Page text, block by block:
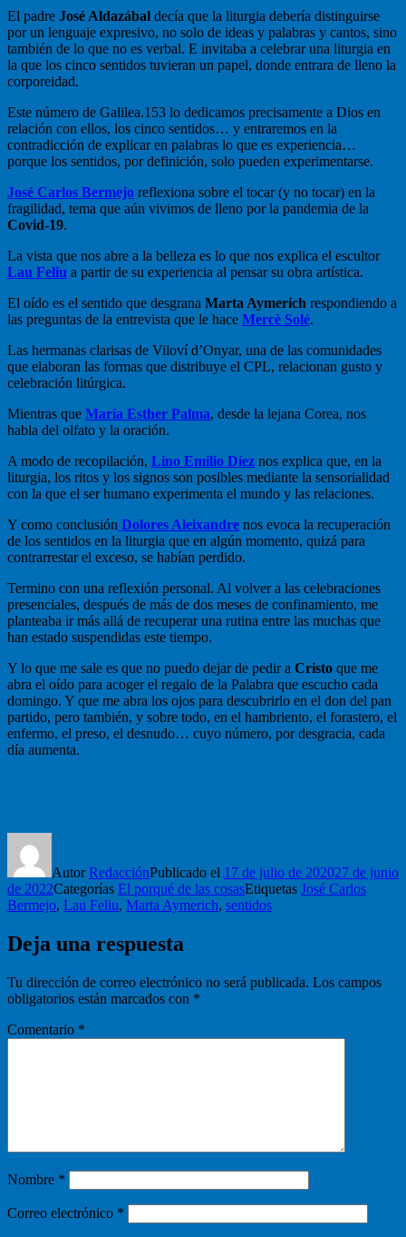
El padre José Aldazábal decía que la liturgia debería distinguirse
por un lenguaje expresivo, no solo de ideas y palabras y cantos, sino
también de lo que no es verbal. E invitaba a celebrar una liturgia en
la que los cinco sentidos tuvieran un papel, donde entrara de lleno la
corporeidad.
Este número de Galilea.153 lo dedicamos precisamente a Dios en
relación con ellos, los cinco sentidos… y entraremos en la
contradicción de explicar en palabras lo que es experiencia…
porque los sentidos, por definición, solo pueden experimentarse.
José Carlos Bermejo reflexiona sobre el tocar (y no tocar) en la
fragilidad, tema que aún vivimos de lleno por la pandemia de la
Covid-19.
La vista que nos abre a la belleza es lo que nos explica el escultor
Lau Feliu a partir de su experiencia al pensar su obra artística.
El oído es el sentido que desgrana Marta Aymerich respondiendo a
las preguntas de la entrevista que le hace Mercè Solé.
Las hermanas clarisas de Viloví d’Onyar, una de las comunidades
que elaboran las formas que distribuye el CPL, relacionan gusto y
celebración litúrgica.
Mientras que María Esther Palma, desde la lejana Corea, nos
habla del olfato y la oración.
A modo de recopilación, Lino Emilio Díez nos explica que, en la
liturgia, los ritos y los signos son posibles mediante la sensorialidad
con la que el ser humano experimenta el mundo y las relaciones.
Y como conclusión Dolores Aleixandre nos evoca la recuperación
de los sentidos en la liturgia que en algún momento, quizá para
contrarrestar el exceso, se habían perdido.
Termino con una reflexión personal. Al volver a las celebraciones
presenciales, después de más de dos meses de confinamiento, me
planteaba ir más allá de recuperar una rutina entre las muchas que
han estado suspendidas este tiempo.
Y lo que me sale es que no puedo dejar de pedir a Cristo que me
abra el oído para acoger el regalo de la Palabra que escucho cada
domingo. Y que me abra los ojos para descubrirlo en el don del pan
partido, pero también, y sobre todo, en el hambriento, el forastero, el
enfermo, el preso, el desnudo… cuyo número, por desgracia, cada
día aumenta.
AutorRedacciónPublicado el 17 de julio de 202027 de junio
de 2022Categorías El porqué de las cosasEtiquetas José Carlos
Bermejo, Lau Feliu, Marta Aymerich, sentidos
Deja una respuesta
Tu dirección de correo electrónico no será publicada. Los campos
obligatorios están marcados con *
Comentario *
Nombre *
Correo electrónico *